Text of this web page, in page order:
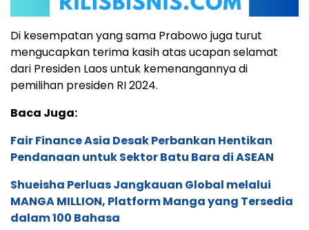
Di kesempatan yang sama Prabowo juga turut
mengucapkan terima kasih atas ucapan selamat
dari Presiden Laos untuk kemenangannya di
pemilihan presiden RI 2024.
Baca Juga:
Fair Finance Asia Desak Perbankan Hentikan
Pendanaan untuk Sektor Batu Bara di ASEAN
Shueisha Perluas Jangkauan Global melalui
MANGA MILLION, Platform Manga yang Tersedia
dalam 100 Bahasa